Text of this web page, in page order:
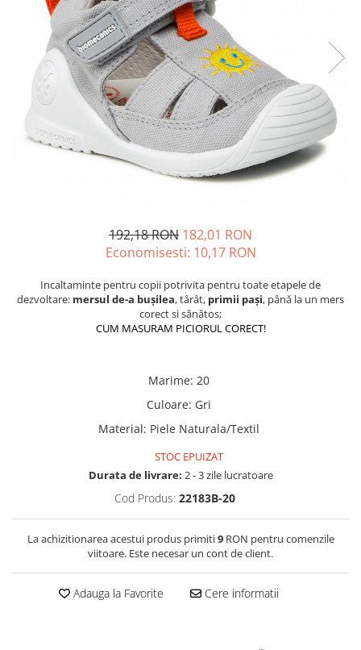
192,18 RON 182,01 RON
Economisesti: 10,17 RON
Incaltaminte pentru copii potrivita pentru toate etapele de
dezvoltare: mersul de-a buşilea, târât, primii paşi, până la un mers
corect si sănătos;
CUM MASURAM PICIORUL CORECT!
Marime: 20
Culoare: Gri
Material: Piele Naturala/Textil
STOC EPUIZAT
Durata de livrare: 2 - 3 zile lucratoare
Cod Produs: 22183B-20
La achizitionarea acestui produs primiti9RON pentru comenzile
viitoare. Este necesar un cont de client.
Adauga la Favorite Cere informatii